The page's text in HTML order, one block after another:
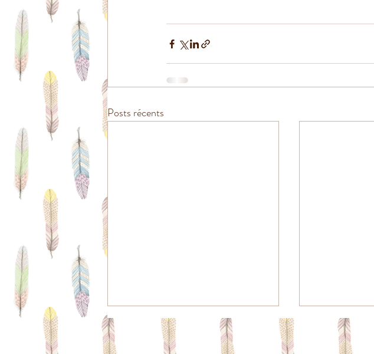
Posts récents